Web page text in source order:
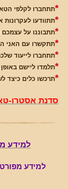
*תתחברו לקלפי
*תתוודעו לעקרונות
*תתבוננו על עצמכם
*תתקשרו עם האני
*תתחברו לייעוד
*תלמדו ליישם
*תרכשו כלים כיצד
סדנת אסטרו-
למידע
למידע